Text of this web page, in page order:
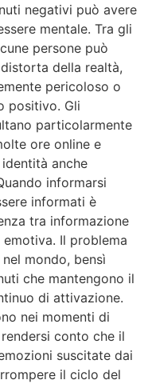
negativi può avere
mentale. Tra gli
persone può
della realtà,
pericoloso o
positivo. Gli
particolarmente
ore online e
anche
informarsi
informati è
tra informazione
Il problema
mondo, bensì
che mantengono il
di attivazione.
nei momenti di
conto che il
suscitate dai
il ciclo del